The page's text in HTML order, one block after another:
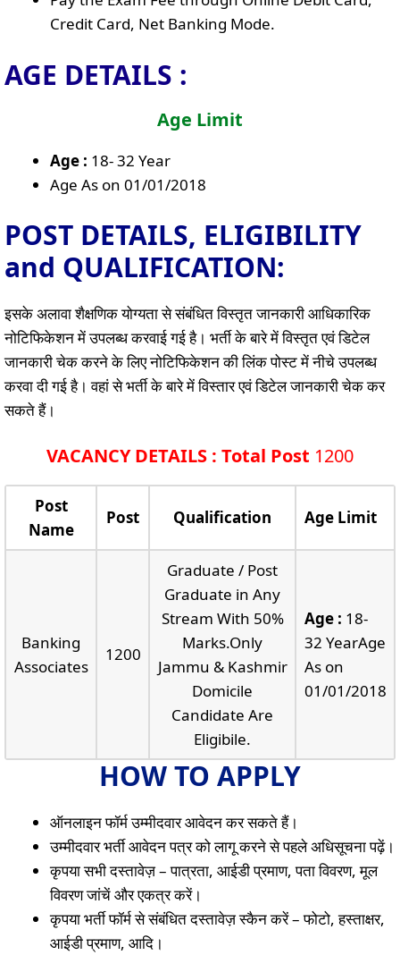
Credit Card, Net Banking Mode.
AGE DETAILS :
Age Limit
Age : 18- 32 Year
Age As on 01/01/2018
POST DETAILS, ELIGIBILITY
and QUALIFICATION:
इसके अलावा शैक्षणिक योग्यता से संबंधित विस्तृत जानकारी आधिकारिक
नोटिफिकेशन में उपलब्ध करवाई गई है। भर्ती के बारे में विस्तृत एवं डिटेल
जानकारी चेक करने के लिए नोटिफिकेशन की लिंक पोस्ट में नीचे उपलब्ध
करवा दी गई है। वहां से भर्ती के बारे में विस्तार एवं डिटेल जानकारी चेक कर
सकते हैं।
VACANCY DETAILS : Total Post 1200
Post
Name
Post Qualification Age Limit
Banking
Associates
1200
Graduate / Post
Graduate in Any
Stream With 50%
Marks.Only
Jammu & Kashmir
Domicile
Candidate Are
Eligibile.
Age : 18-
32 YearAge
As on
01/01/2018
HOW TO APPLY
ऑनलाइन फॉर्म उम्मीदवार आवेदन कर सकते हैं।
उम्मीदवार भर्ती आवेदन पत्र को लागू करने से पहले अधिसूचना पढ़ें।
कृपया सभी दस्तावेज़ – पात्रता, आईडी प्रमाण, पता विवरण, मूल
विवरण जांचें और एकत्र करें।
कृपया भर्ती फॉर्म से संबंधित दस्तावेज़ स्कैन करें – फोटो, हस्ताक्षर,
आईडी प्रमाण, आदि।